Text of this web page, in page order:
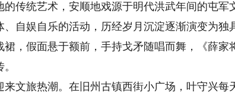
统艺术，安顺地戏源于明代洪武年间的屯军
自娱自乐的活动，历经岁月沉淀逐渐演变为独
，假面悬于额前，手持戈矛随唱而舞，《薛家
旅热潮。在旧州古镇西街小广场，叶守兴每